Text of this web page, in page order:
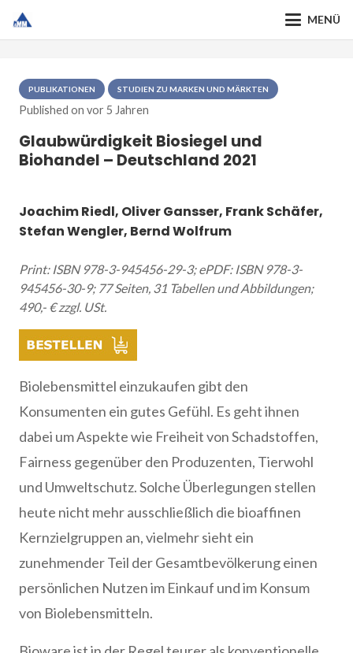
MENÜ
PUBLIKATIONEN STUDIEN ZU MARKEN UND MÄRKTEN
Published on vor 5 Jahren
Glaubwürdigkeit Biosiegel und
Biohandel – Deutschland 2021
Joachim Riedl, Oliver Gansser, Frank Schäfer,
Stefan Wengler, Bernd Wolfrum
Print: ISBN 978-3-945456-29-3; ePDF: ISBN 978-3-
945456-30-9; 77 Seiten, 31 Tabellen und Abbildungen;
490,- € zzgl. USt.
Biolebensmittel einzukaufen gibt den
Konsumenten ein gutes Gefühl. Es geht ihnen
dabei um Aspekte wie Freiheit von Schadstoffen,
Fairness gegenüber den Produzenten, Tierwohl
und Umweltschutz. Solche Überlegungen stellen
heute nicht mehr ausschließlich die bioaffinen
Kernzielgruppen an, vielmehr sieht ein
zunehmender Teil der Gesamtbevölkerung einen
persönlichen Nutzen im Einkauf und im Konsum
von Biolebensmitteln.